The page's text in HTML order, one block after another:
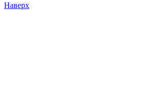
Наверх